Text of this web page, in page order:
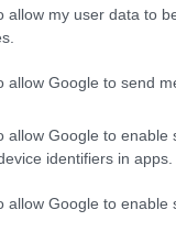
allow my user data to
allow Google to send
allow Google to
identifiers in apps.
allow Google to